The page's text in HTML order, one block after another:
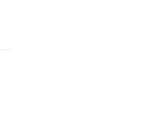
di era